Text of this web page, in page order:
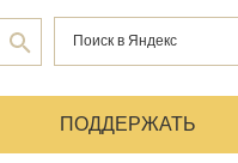
ПОДДЕРЖАТЬ